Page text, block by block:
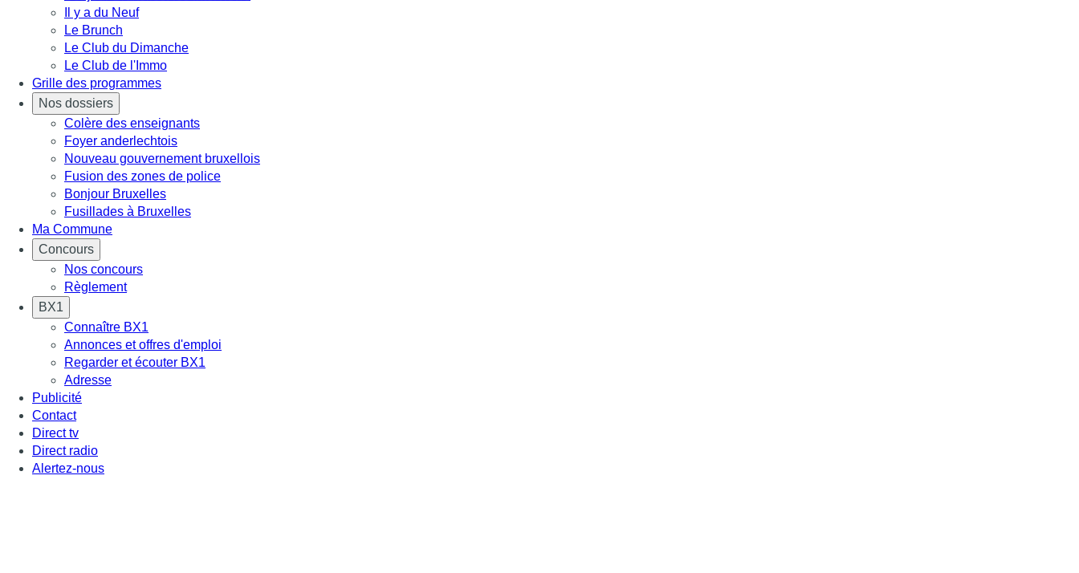
Il y a du Neuf
Le Brunch
Le Club du Dimanche
Le Club de l'Immo
Grille des programmes
Nos dossiers
Colère des enseignants
Foyer anderlechtois
Nouveau gouvernement bruxellois
Fusion des zones de police
Bonjour Bruxelles
Fusillades à Bruxelles
Ma Commune
Concours
Nos concours
Règlement
BX1
Connaître BX1
Annonces et offres d'emploi
Regarder et écouter BX1
Adresse
Publicité
Contact
Direct tv
Direct radio
Alertez-nous